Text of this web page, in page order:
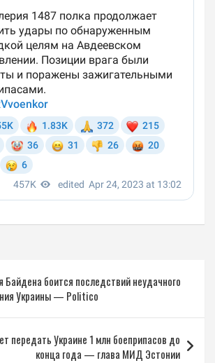
Байдена боится последствий неудачного
Украины — Politico
передать Украине 1 млн боеприпасов до
конца года — глава МИД Эстонии